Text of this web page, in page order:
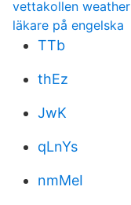
vettakollen weather
läkare på engelska
TTb
thEz
JwK
qLnYs
nmMeI